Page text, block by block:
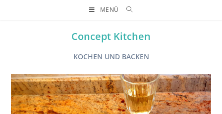
MENÜ
Concept Kitchen
KOCHEN UND BACKEN